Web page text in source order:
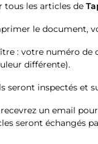
tous les articles de
le document,
: votre numéro de
différente).
seront inspectés et
un email
seront échangés